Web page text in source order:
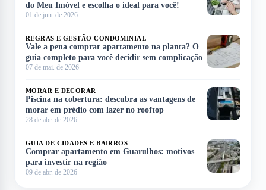
do Meu Imóvel e escolha o ideal para você!
01 de jun. de 2026
REGRAS E GESTÃO CONDOMINIAL
Vale a pena comprar apartamento na planta? O
guia completo para você decidir sem complicação
07 de mai. de 2026
MORAR E DECORAR
Piscina na cobertura: descubra as vantagens de
morar em prédio com lazer no rooftop
28 de abr. de 2026
GUIA DE CIDADES E BAIRROS
Comprar apartamento em Guarulhos: motivos
para investir na região
09 de abr. de 2026